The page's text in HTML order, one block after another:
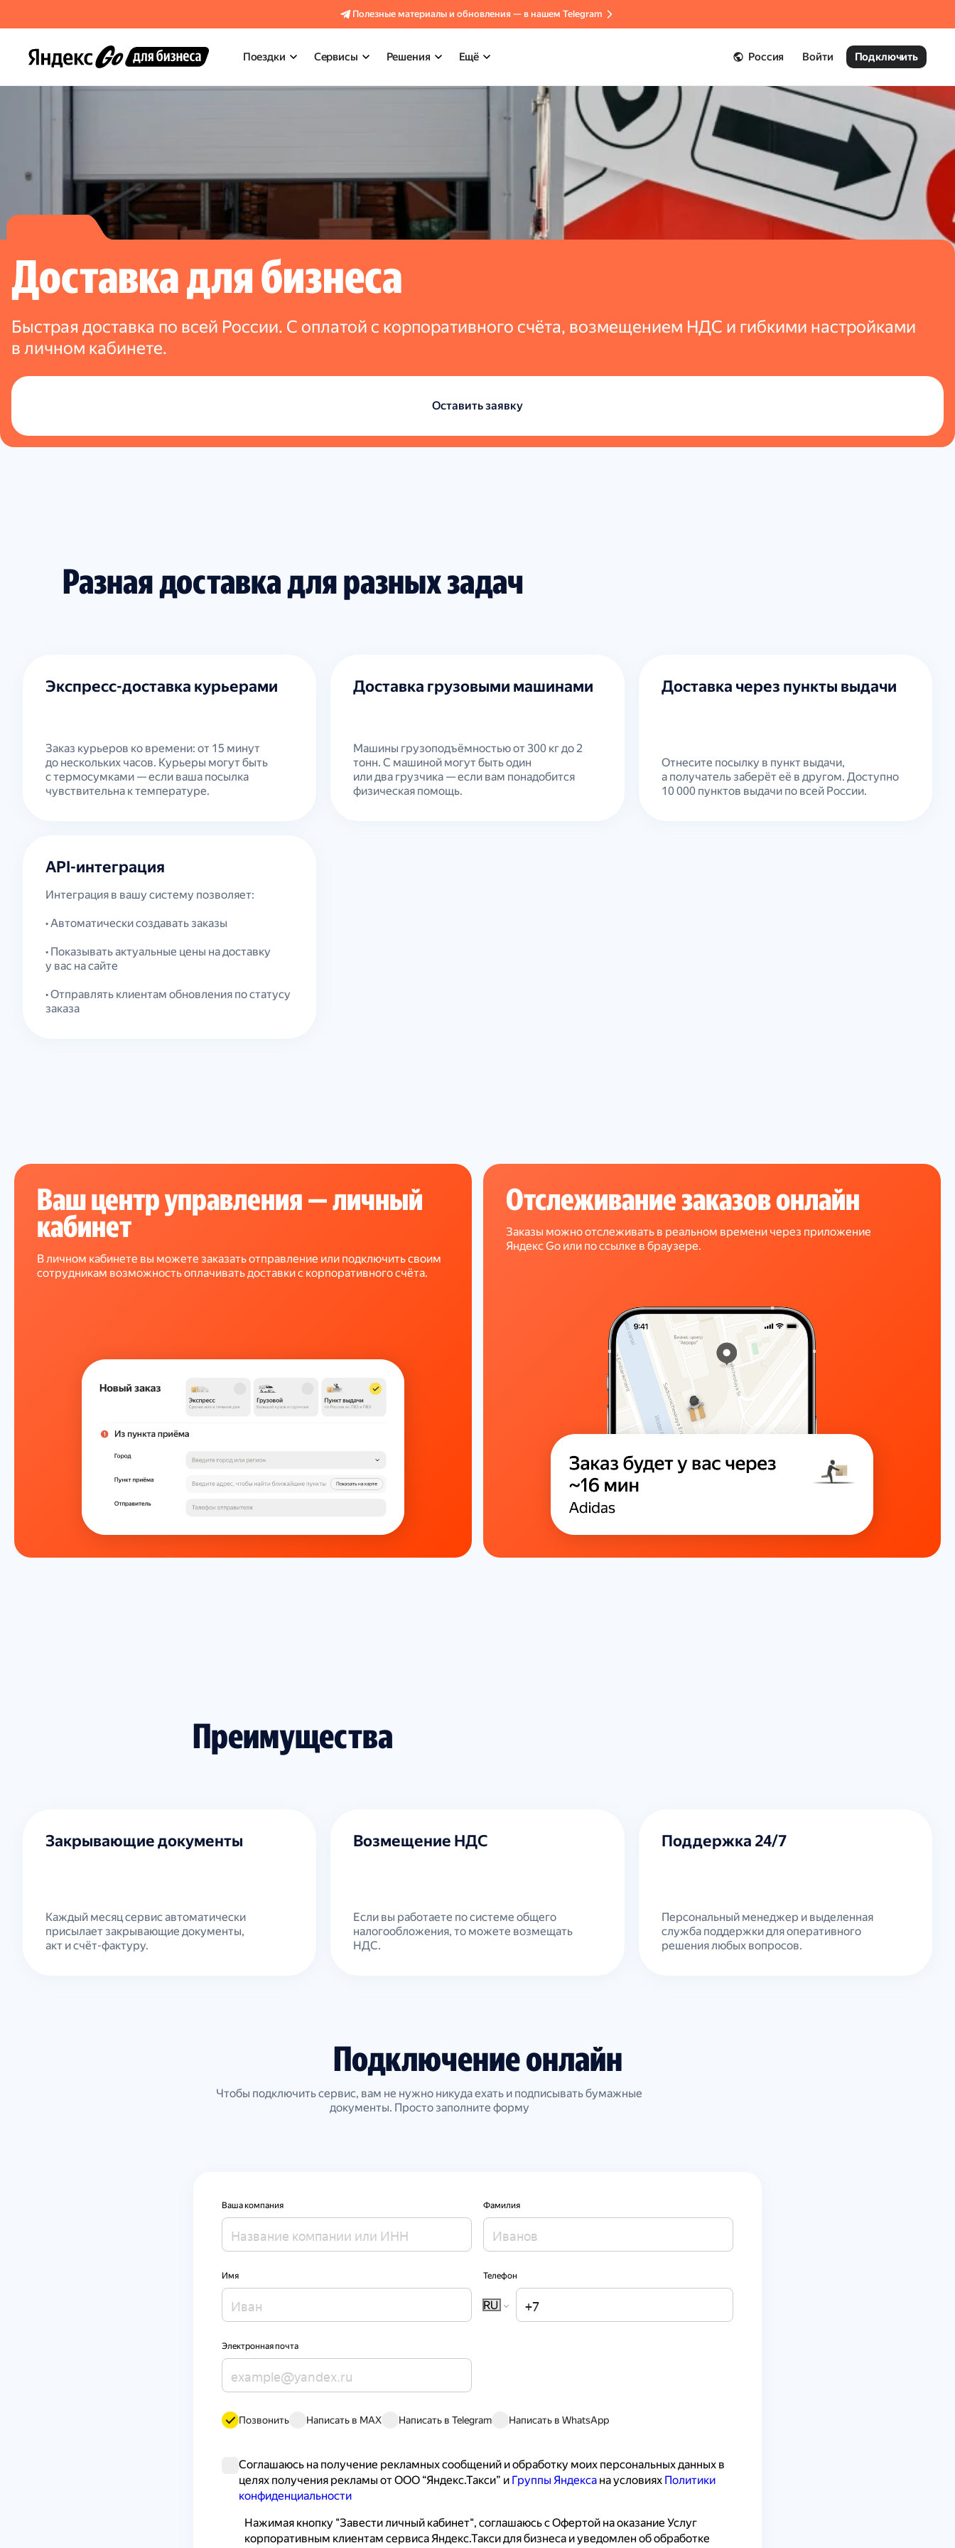
Полезные материалы и обновления — в нашем Telegram
Поездки Сервисы Решения Ещё Россия Войти Подключить
Доставка для бизнеса
Быстрая доставка по всей России. С оплатой с корпоративного счёта, возмещением НДС и гибкими настройками
в личном кабинете.
Оставить заявку
Разная доставка для разных задач
Экспресс-доставка курьерами
Заказ курьеров ко времени: от 15 минут
до нескольких часов. Курьеры могут быть
с термосумками — если ваша посылка
чувствительна к температуре.
Доставка грузовыми машинами
Машины грузоподъёмностью от 300 кг до 2
тонн. С машиной могут быть один
или два грузчика — если вам понадобится
физическая помощь.
Доставка через пункты выдачи
Отнесите посылку в пункт выдачи,
а получатель заберёт её в другом. Доступно
10 000 пунктов выдачи по всей России.
API-интеграция
Интеграция в вашу систему позволяет:
• Автоматически создавать заказы
• Показывать актуальные цены на доставку
у вас на сайте
• Отправлять клиентам обновления по статусу
заказа
Ваш центр управления — личный
кабинет
В личном кабинете вы можете заказать отправление или подключить своим
сотрудникам возможность оплачивать доставки с корпоративного счёта.
Отслеживание заказов онлайн
Заказы можно отслеживать в реальном времени через приложение
Яндекс Go или по ссылке в браузере.
Преимущества
Закрывающие документы
Каждый месяц сервис автоматически
присылает закрывающие документы,
акт и счёт-фактуру.
Возмещение НДС
Если вы работаете по системе общего
налогообложения, то можете возмещать
НДС.
Поддержка 24/7
Персональный менеджер и выделенная
служба поддержки для оперативного
решения любых вопросов.
Подключение онлайн
Чтобы подключить сервис, вам не нужно никуда ехать и подписывать бумажные
документы. Просто заполните форму
Ваша компания Фамилия
Имя Телефон
RU
Электронная почта
Позвонить Написать в MAX Написать в Telegram Написать в WhatsApp
Cоглашаюсь на получение рекламных сообщений и обработку моих персональных данных в
целях получения рекламы от ООО “Яндекс.Такси” и Группы Яндекса на условиях Политики
конфиденциальности
Нажимая кнопку "Завести личный кабинет", соглашаюсь с Офертой на оказание Услуг
корпоративным клиентам сервиса Яндекс.Такси для бизнеса и уведомлен об обработке